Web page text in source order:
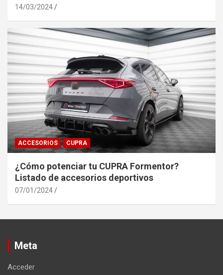
14/03/2024
ACCESORIOS CUPRA
¿Cómo potenciar tu CUPRA Formentor?
Listado de accesorios deportivos
07/01/2024
Meta
Acceder